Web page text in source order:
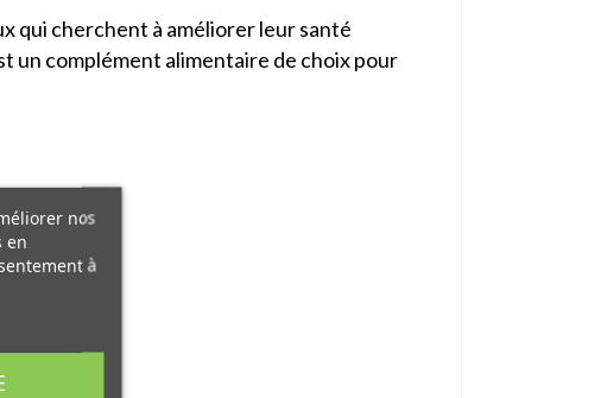
qui cherchent à améliorer leur santé
un complément alimentaire de choix pour
nos
en
à